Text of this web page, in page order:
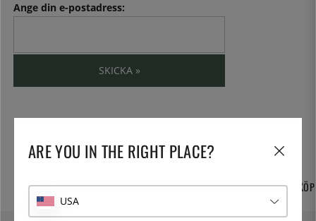
Ange din e-postadress:
SKICKA »
HEMLEVERANS
TUSENTALS PRODUKTER 365 DAGARS ÖPPET KÖP
ARE YOU IN THE RIGHT PLACE?
USA